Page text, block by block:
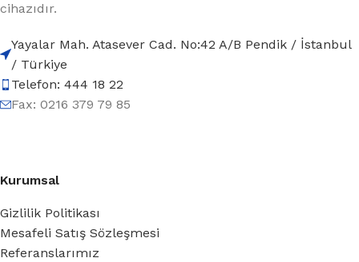
cihazıdır.
Yayalar Mah. Atasever Cad. No:42 A/B Pendik / İstanbul
/ Türkiye
Telefon: 444 18 22
Fax: 0216 379 79 85
Kurumsal
Gizlilik Politikası
Mesafeli Satış Sözleşmesi
Referanslarımız